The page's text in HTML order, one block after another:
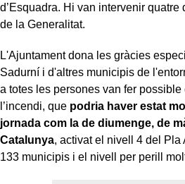
d’Esquadra. Hi van intervenir
de la Generalitat.
L'Ajuntament dona les gràcies
Sadurní i d'altres municipis de
a totes les persones van fer
l’incendi, que podria haver estat
jornada com la de diumenge, de
Catalunya, activat el nivell 4 del Pla
133 municipis i el nivell per perill